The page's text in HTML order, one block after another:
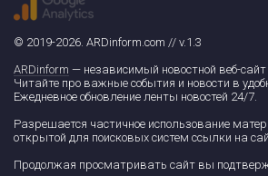
© 2019-2026. ARDinform.com // v.1.3
ARDinform — независимый новостной веб-
Читайте про важные события и новости в
Ежедневное обновление ленты новостей 24/7.
Разрешается частичное использование
открытой для поисковых систем ссылки на
Продолжая просматривать сайт вы